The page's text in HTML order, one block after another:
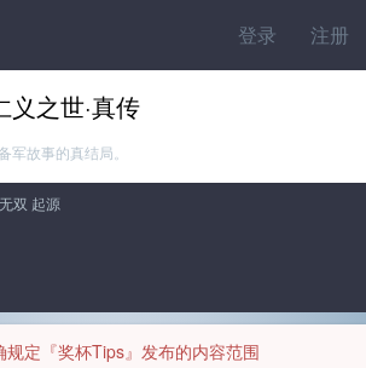
登录 注册
义之世·真传
军故事的真结局。
双 起源
定『奖杯Tips』发布的内容范围